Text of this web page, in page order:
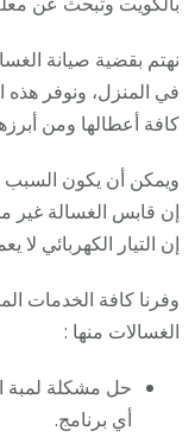
نهتم بقضية صيانة
في المنزل، ونوفر
كافة أعطالها ومن
ويمكن أن يكون السبب
إن قابس الغسالة غير
إن التيار الكهربائي
وفرنا كافة الخدمات
الغسالات منها :
حل مشكلة لمبة
أي برنامج.